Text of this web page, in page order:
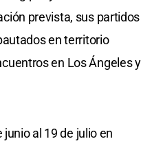
prevista, sus partidos
en territorio
en Los Ángeles y
al 19 de julio en